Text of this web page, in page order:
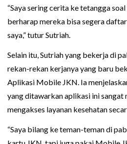
“Saya sering cerita ke tetangga
berharap mereka bisa segera
saya,” tutur Sutriah.
Selain itu, Sutriah yang bekerja di
rekan-rekan kerjanya yang baru
Aplikasi Mobile JKN. Ia
yang ditawarkan aplikasi ini sangat
mengakses layanan kesehatan
“Saya bilang ke teman-teman di